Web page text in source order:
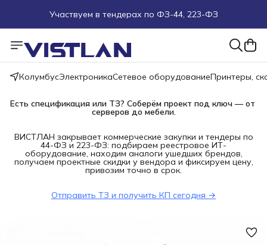
Участвуем в тендерах по ФЗ-44, 223-ФЗ
Пуско-наладочные работы
КолумбусЭлектроникаСетевое оборудованиеПринтеры,
Есть спецификация или ТЗ? Соберём проект под ключ — от
серверов до мебели.
ВИСТЛАН закрывает коммерческие закупки и тендеры по
44-ФЗ и 223-ФЗ: подбираем реестровое ИТ-
оборудование, находим аналоги ушедших брендов,
получаем проектные скидки у вендора и фиксируем цену,
привозим точно в срок.
Отправить ТЗ и получить КП сегодня →